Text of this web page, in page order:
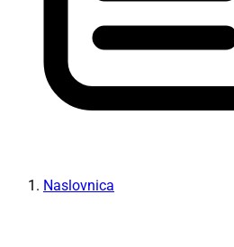
Naslovnica